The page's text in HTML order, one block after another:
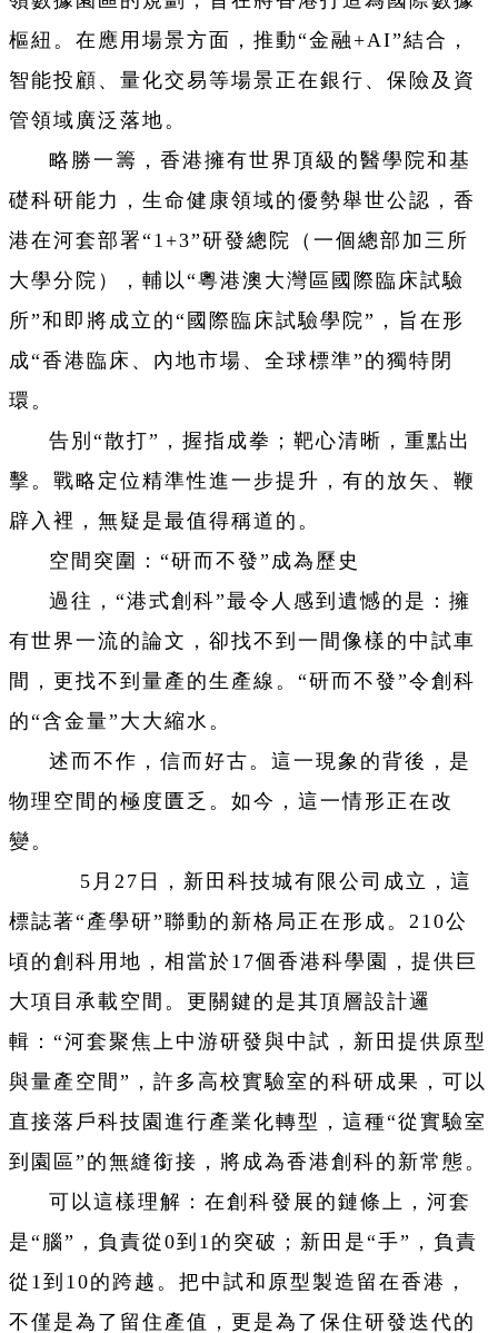
樞紐。在應用場景方面，推動“金融+AI”結合，
智能投顧、量化交易等場景正在銀行、保險及資
管領域廣泛落地。
略勝一籌，香港擁有世界頂級的醫學院和基
礎科研能力，生命健康領域的優勢舉世公認，香
港在河套部署“1+3”研發總院（一個總部加三所
大學分院），輔以“粵港澳大灣區國際臨床試驗
所”和即將成立的“國際臨床試驗學院”，旨在形
成“香港臨床、內地市場、全球標準”的獨特閉
環。
告別“散打”，握指成拳；靶心清晰，重點出
擊。戰略定位精準性進一步提升，有的放矢、鞭
辟入裡，無疑是最值得稱道的。
空間突圍：“研而不發”成為歷史
過往，“港式創科”最令人感到遺憾的是：擁
有世界一流的論文，卻找不到一間像樣的中試車
間，更找不到量產的生產線。“研而不發”令創科
的“含金量”大大縮水。
述而不作，信而好古。這一現象的背後，是
物理空間的極度匱乏。如今，這一情形正在改
變。
5月27日，新田科技城有限公司成立，這
標誌著“產學研”聯動的新格局正在形成。210公
頃的創科用地，相當於17個香港科學園，提供巨
大項目承載空間。更關鍵的是其頂層設計邏
輯：“河套聚焦上中游研發與中試，新田提供原型
與量產空間”，許多高校實驗室的科研成果，可以
直接落戶科技園進行產業化轉型，這種“從實驗室
到園區”的無縫銜接，將成為香港創科的新常態。
可以這樣理解：在創科發展的鏈條上，河套
是“腦”，負責從0到1的突破；新田是“手”，負責
從1到10的跨越。把中試和原型製造留在香港，
不僅是為了留住產值，更是為了保住研發迭代的